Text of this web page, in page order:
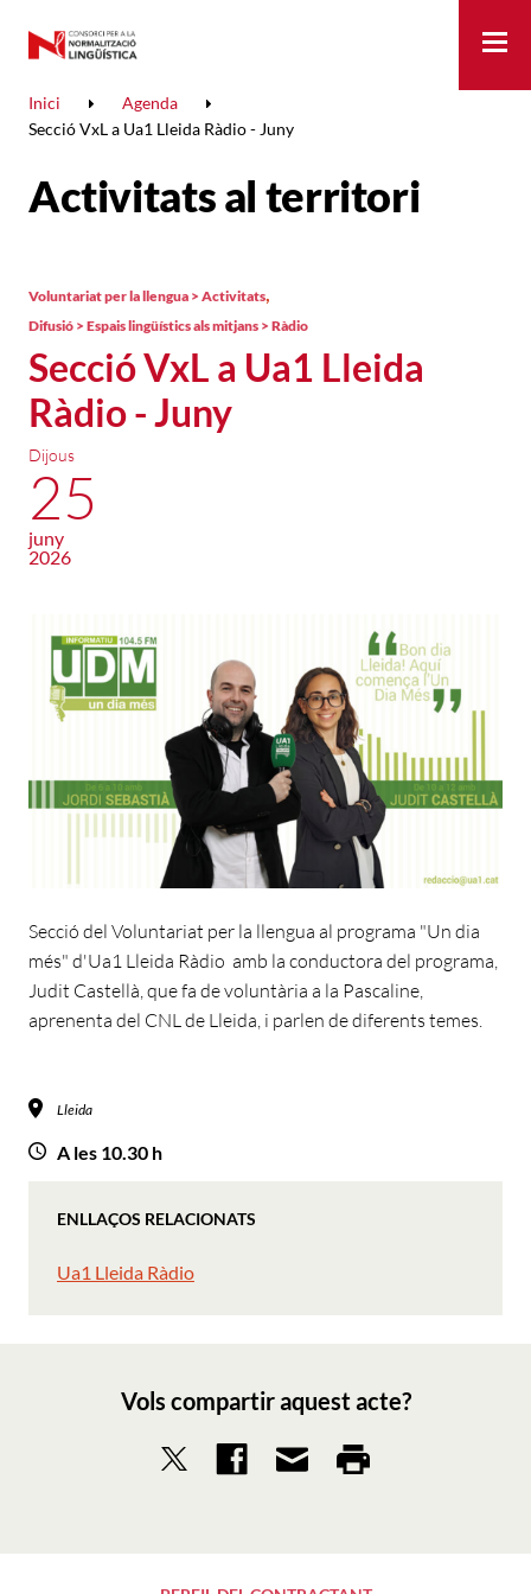
Inici
Agenda
Secció VxL a Ua1 Lleida Ràdio - Juny
Activitats al territori
Secció VxL a Ua1 Lleida
Ràdio - Juny
Voluntariat per la llengua > Activitats,
Difusió > Espais lingüístics als mitjans > Ràdio
Dijous
25
juny
2026
Secció del Voluntariat per la llengua al programa "Un dia
més" d'Ua1 Lleida Ràdio amb la conductora del programa,
Judit Castellà, que fa de voluntària a la Pascaline,
aprenenta del CNL de Lleida, i parlen de diferents temes.
Lleida
A les 10.30 h
ENLLAÇOS RELACIONATS
Ua1 Lleida Ràdio
Vols compartir aquest acte?